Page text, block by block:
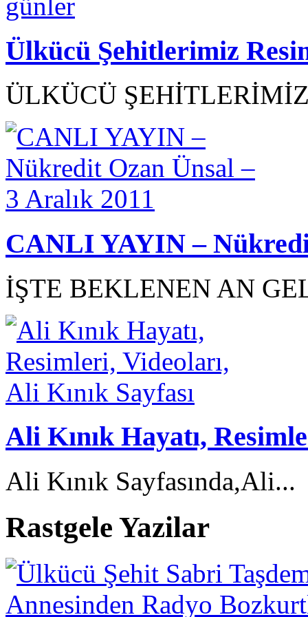
Ülkücü Şehitlerimiz
ÜLKÜCÜ
CANLI YAYIN –
İŞTE BEKLENEN AN
Ali Kınık Hayatı,
Ali Kınık Sayfasında,Ali...
Rastgele Yazilar